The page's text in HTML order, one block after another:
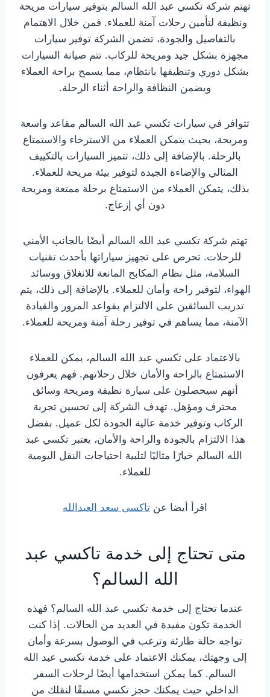
تهتم شركة تكسي عبد الله السالم بتوفير سيارات مريحة
ونظيفة لتأمين رحلات آمنة للعملاء. فمن خلال الاهتمام
بالتفاصيل والجودة، تضمن الشركة توفير سيارات
مجهزة بشكل جيد ومريحة للركاب. تتم صيانة السيارات
بشكل دوري وتنظيفها بانتظام، مما يسمح براحة العملاء
ويضمن النظافة والراحة أثناء الرحلة.
تتوافر في سيارات تكسي عبد الله السالم مقاعد واسعة
ومريحة، بحيث يتمكن العملاء من الاسترخاء والاستمتاع
بالرحلة. بالإضافة إلى ذلك، تتميز السيارات بالتكييف
المثالي والإضاءة الجيدة لتوفير بيئة مريحة للعملاء.
بذلك، يتمكن العملاء من الاستمتاع برحلة ممتعة ومريحة
دون أي إزعاج.
تهتم شركة تكسي عبد الله السالم أيضًا بالجانب الأمني
للرحلات. تحرص على تجهيز سياراتها بأحدث تقنيات
السلامة، مثل نظام المكابح المانعة للانغلاق ووسائد
الهواء، لتوفير راحة وأمان للعملاء. بالإضافة إلى ذلك، يتم
تدريب السائقين على الالتزام بقواعد المرور والقيادة
الآمنة، مما يساهم في توفير رحلة آمنة ومريحة للعملاء.
بالاعتماد على تكسي عبد الله السالم، يمكن للعملاء
الاستمتاع بالراحة والأمان خلال رحلاتهم. فهم يعرفون
أنهم سيحصلون على سيارة نظيفة ومريحة وسائق
محترف ومؤهل. تهدف الشركة إلى تحسين تجربة
الركاب وتوفير خدمة عالية الجودة لكل عميل. بفضل
هذا الالتزام بالجودة والراحة والأمان، يعتبر تكسي عبد
الله السالم خيارًا مثاليًا لتلبية احتياجات النقل اليومية
للعملاء.
اقرأ أيضا عن تاكسى سعد العبدالله
متى تحتاج إلى خدمة تاكسي عبد
الله السالم؟
عندما تحتاج إلى خدمة تكسي عبد الله السالم؟ فهذه
الخدمة تكون مفيدة في العديد من الحالات. إذا كنت
تواجه حالة طارئة وترغب في الوصول بسرعة وأمان
إلى وجهتك، يمكنك الاعتماد على خدمة تكسي عبد الله
السالم. كما يمكن استخدامها أيضًا لرحلات السفر
الداخلي حيث يمكنك حجز تكسي مسبقًا لنقلك من